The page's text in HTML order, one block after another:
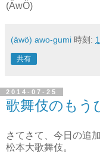
(ÄwÖ)
(äwö) awo-gumi 時刻:
共有
2014-07-25
歌舞伎のもう
さてさて、今日の追
松本大歌舞伎。